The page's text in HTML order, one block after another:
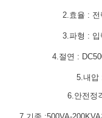
2.효율 : 전
3.파형 : 입
4.절연 :
5.내압
6.안전정